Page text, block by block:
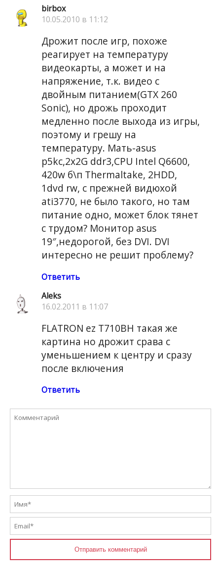
birbox
10.05.2010 в 11:12
Дрожит после игр, похоже
реагирует на температуру
видеокарты, а может и на
напряжение, т.к. видео с
двойным питанием(GTX 260
Sonic), но дрожь проходит
медленно после выхода из игры,
поэтому и грешу на
температуру. Мать-asus
p5kc,2x2G ddr3,СPU Intel Q6600,
420w б\п Thermaltake, 2HDD,
1dvd rw, c прежней видюхой
ati3770, не было такого, но там
питание одно, может блок тянет
с трудом? Монитор asus
19″,недорогой, без DVI. DVI
интересно не решит проблему?
Ответить
Aleks
16.02.2011 в 11:07
FLATRON ez T710BH такая же
картина но дрожит срава с
уменьшением к центру и сразу
после включения
Ответить